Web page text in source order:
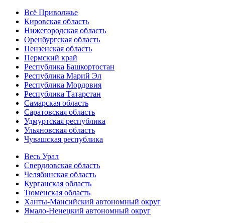
Всё Приволжье
Кировская область
Нижегородская область
Оренбургская область
Пензенская область
Пермский край
Республика Башкортостан
Республика Марий Эл
Республика Мордовия
Республика Татарстан
Самарская область
Саратовская область
Удмуртская республика
Ульяновская область
Чувашская республика
Весь Урал
Свердловская область
Челябинская область
Курганская область
Тюменская область
Ханты-Мансийский автономный округ
Ямало-Ненецкий автономный округ